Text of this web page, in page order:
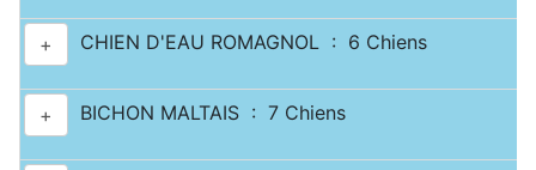
+ CHIEN D'EAU ROMAGNOL : 6 Chiens
+ BICHON MALTAIS : 7 Chiens